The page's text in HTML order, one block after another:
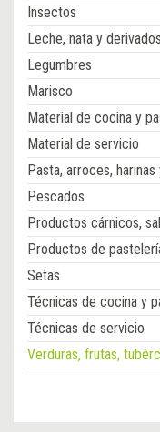
Insectos
Leche, nata y derivados
Legumbres
Marisco
Material de cocina y
Material de servicio
Pasta, arroces,
Pescados
Productos cárnicos,
Productos de
Setas
Técnicas de cocina y
Técnicas de servicio
Verduras, frutas,